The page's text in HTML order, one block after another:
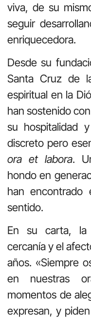
viva, de su
seguir
enriquecedora.
Desde su
Santa Cruz de
espiritual en la
han sostenido
su hospitalidad
discreto pero
ora et labora.
hondo en
han encontrado
sentido.
En su carta, la
cercanía y el
años. «Siempre
en nuestras
momentos de
expresan, y